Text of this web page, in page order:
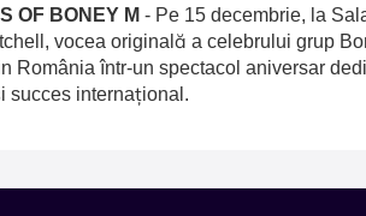
OF BONEY M- Pe 15 decembrie, la
vocea originală a celebrului grup
România într-un spectacol aniversar
succes internațional.